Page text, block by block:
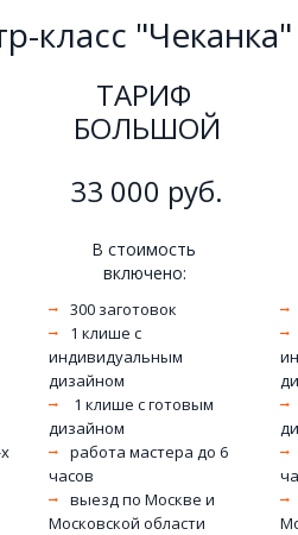
класс "Чеканка"
ТАРИФ
БОЛЬШОЙ
33 000 руб.
В стоимость
включено:
300 заготовок
1 клише с
индивидуальным
дизайном
1 клише с готовым
дизайном
работа мастера до 6
часов
выезд по Москве и
Московской области